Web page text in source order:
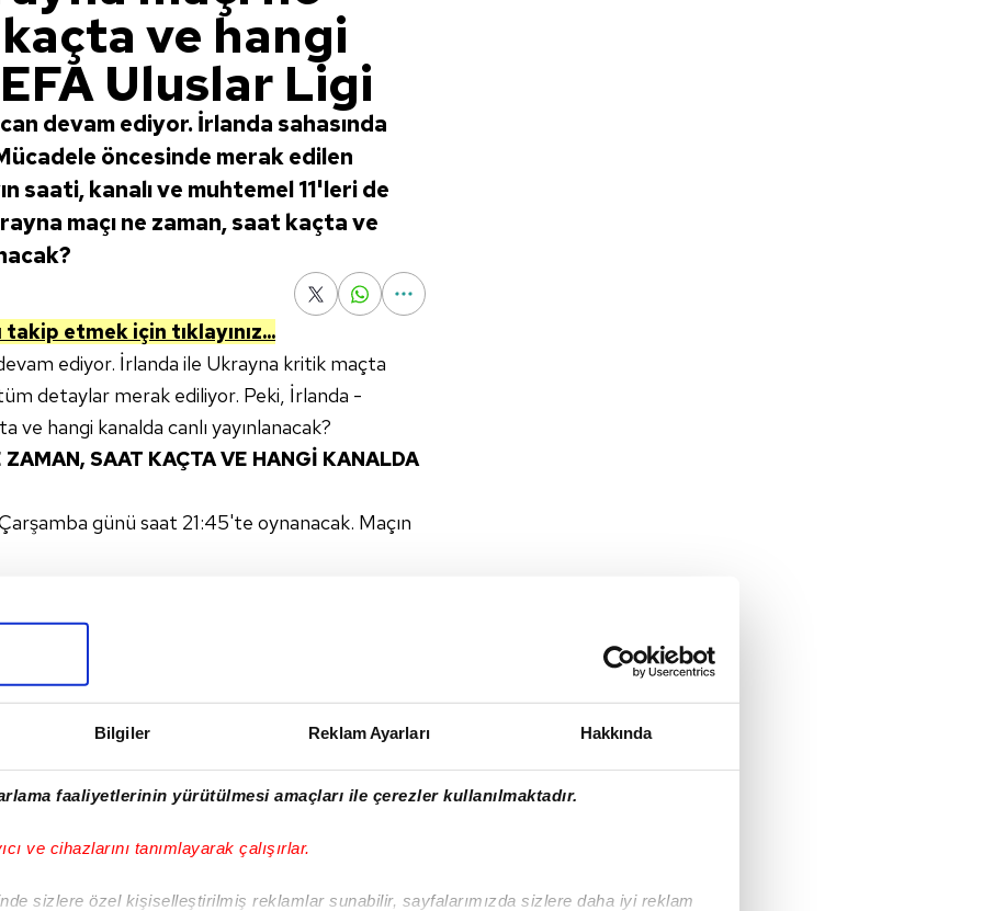
Bilgiler Reklam Ayarları Hakkında
faaliyetlerinin yürütülmesi amaçları ile çerezler kullanılmaktadır.
ve cihazlarını tanımlayarak çalışırlar.
sizlere özel kişiselleştirilmiş reklamlar sunabilir, sayfalarımızda sizlere daha iyi reklam
ve hangi
Uluslar Ligi
devam ediyor. İrlanda sahasında
öncesinde merak edilen
saati, kanalı ve muhtemel 11'leri de
maçı ne zaman, saat kaçta ve
takip etmek için tıklayınız...
ediyor. İrlanda ile Ukrayna kritik maçta
detaylar merak ediliyor. Peki, İrlanda -
ve hangi kanalda canlı yayınlanacak?
SAAT KAÇTA VE HANGİ KANALDA
günü saat 21:45'te oynanacak. Maçın
Sonraki Haber
İskoçya - Ermenistan
maçı saat kaçta?